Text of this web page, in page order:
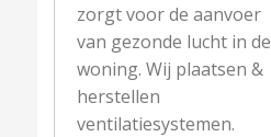
zorgt voor de aanvoer
van gezonde lucht in de
woning. Wij plaatsen &
herstellen
ventilatiesystemen.